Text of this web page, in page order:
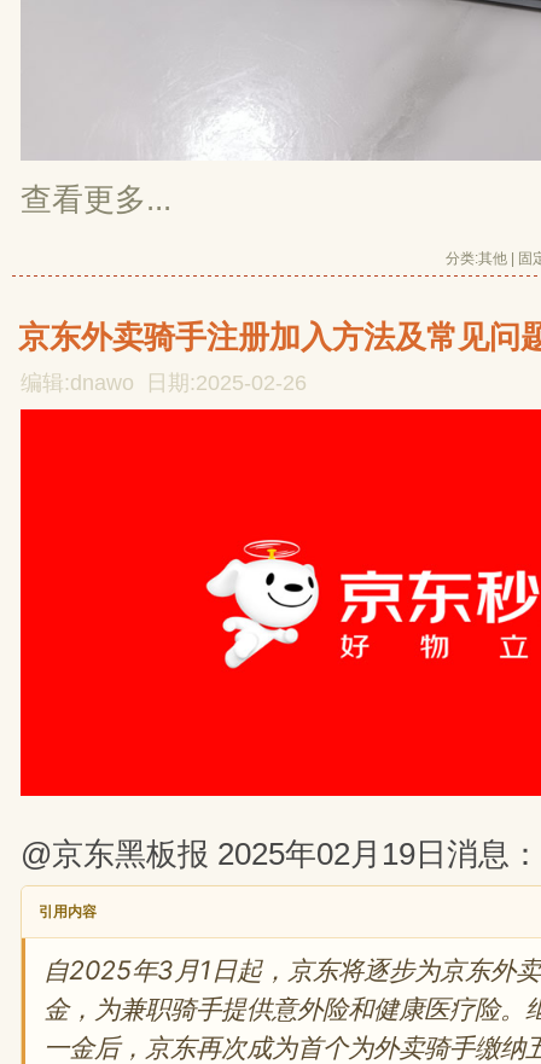
查看更多...
分类:其他 固
京东外卖骑手注册加入方法及常见问
编辑:dnawo 日期:2025-02-26
@京东黑板报 2025年02月19日消息：
引用内容
自2025年3月1日起，京东将逐步为京东外
金，为兼职骑手提供意外险和健康医疗险。
一金后，京东再次成为首个为外卖骑手缴纳